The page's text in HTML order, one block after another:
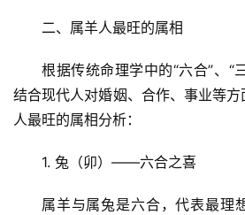
二、属羊人最旺的属相
根据传统命理学中的“六合”、“
结合现代人对婚姻、合作、事业等
人最旺的属相分析：
1. 兔（卯）——六合之喜
属羊与属兔是六合，代表最理